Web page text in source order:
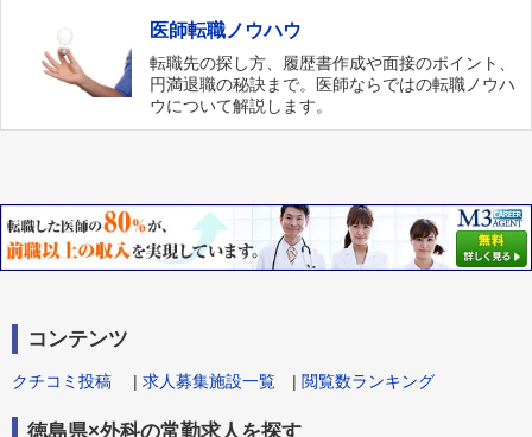
医師転職ノウハウ
転職先の探し方、履歴書作成や面接のポイント、
円満退職の秘訣まで。医師ならではの転職ノウハ
ウについて解説します。
コンテンツ
クチコミ投稿 | 求人募集施設一覧 | 閲覧数ランキング
徳島県×外科の常勤求人を探す